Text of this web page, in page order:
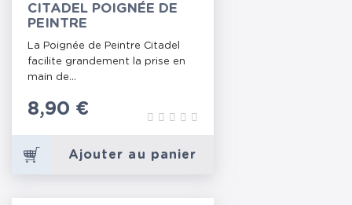
CITADEL POIGNÉE DE
PEINTRE
La Poignée de Peintre Citadel
facilite grandement la prise en
main de...
Prix
8,90 €
Ajouter au panier